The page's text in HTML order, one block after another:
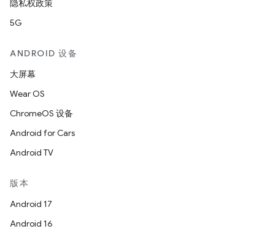
隐私权政策
5G
ANDROID 设备
大屏幕
Wear OS
ChromeOS 设备
Android for Cars
Android TV
版本
Android 17
Android 16